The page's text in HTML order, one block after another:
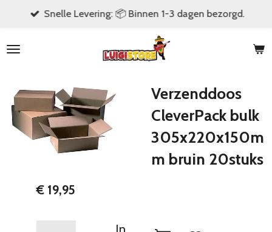
naar
Snelle Levering: 📦 Binnen 1-3 dagen bezorgd.
Verzenddoos
CleverPack bulk
305x220x150m
m bruin 20stuks
€ 19,95
In